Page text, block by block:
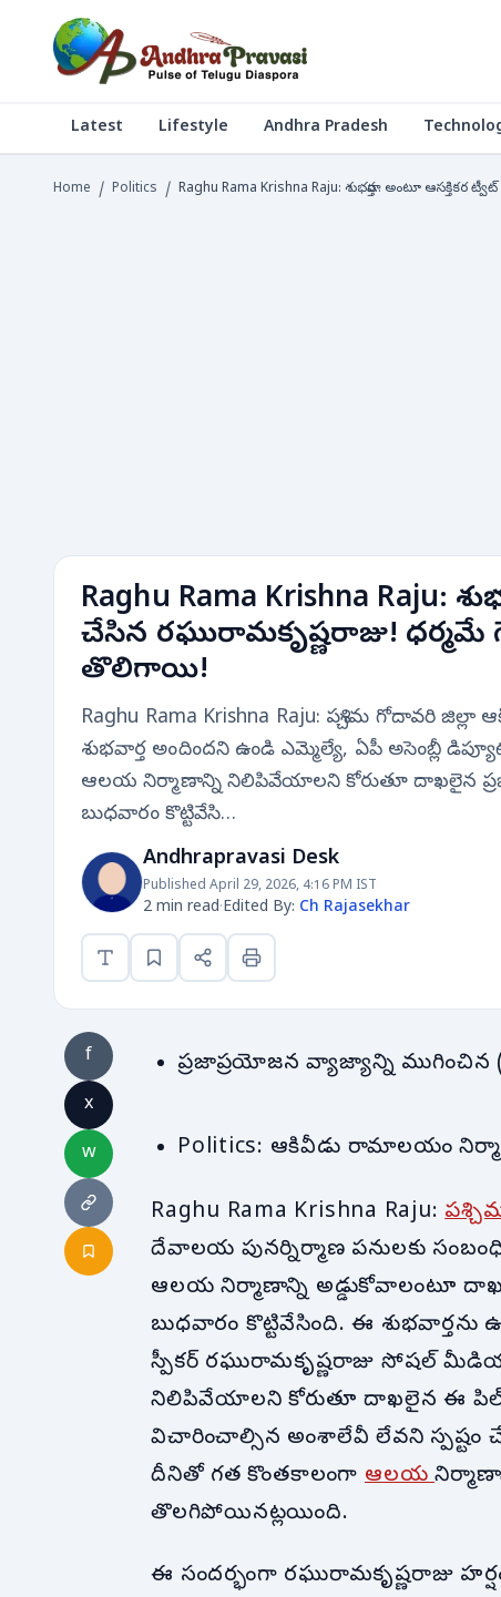
Latest Lifestyle Andhra Pradesh
Home / Politics / Raghu Rama Krishna Raju: శుభవార్త.. అంటూ
Raghu Rama Krishna Raju:
చేసిన రఘురామకృష్ణరాజు! ధర్మమే
తొలిగాయి!
Raghu Rama Krishna Raju: పశ్చిమ గోదావరి
శుభవార్త అందిందని ఉండి ఎమ్మెల్యే, ఏపీ అసెంబ్లీ
ఆలయ నిర్మాణాన్ని నిలిపివేయాలని కోరుతూ దాఖలైన
బుధవారం కొట్టివేసి…
Andhrapravasi Desk
Published April 29, 2026, 4:16 PM IST
2 min read·Edited By: Ch Rajasekhar
f
x
w
ప్రజాప్రయోజన వ్యాజ్యాన్ని
Politics: ఆకివీడు రామాలయం
Raghu Rama Krishna Raju:
దేవాలయ పునర్నిర్మాణ పనులకు
ఆలయ నిర్మాణాన్ని అడ్డుకోవాలంటూ
బుధవారం కొట్టివేసింది. ఈ శుభవార్తను
స్పీకర్ రఘురామకృష్ణరాజు సోషల్
నిలిపివేయాలని కోరుతూ దాఖలైన ఈ పిల్‌పై
విచారించాల్సిన అంశాలేవీ లేవని స్పష్టం
దీనితో గత కొంతకాలంగా ఆలయ
తొలగిపోయినట్లయింది.
ఈ సందర్భంగా రఘురామకృష్ణరాజు